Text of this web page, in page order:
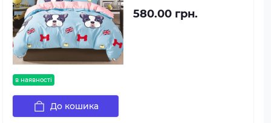
в наявності
580.00 грн.
До кошика